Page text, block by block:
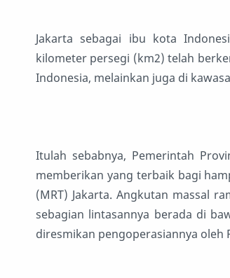
Jakarta sebagai ibu kota
kilometer persegi (km2) telah
Indonesia, melainkan juga di
Itulah sebabnya, Pemerintah
memberikan yang terbaik bagi
(MRT) Jakarta. Angkutan massal
sebagian lintasannya berada di
diresmikan pengoperasiannya oleh